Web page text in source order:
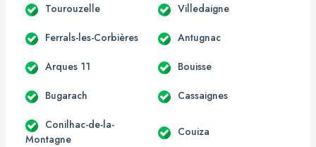
Tourouzelle Villedaigne
Ferrals-les-Corbières Antugnac
Arques 11 Bouisse
Bugarach Cassaignes
Conilhac-de-la-
Montagne
Couiza